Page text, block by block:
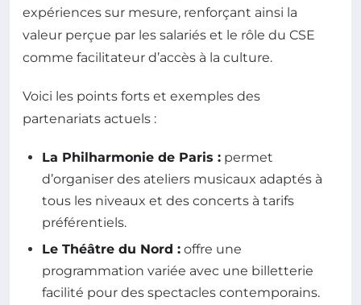
expériences sur mesure, renforçant ainsi la
valeur perçue par les salariés et le rôle du CSE
comme facilitateur d’accès à la culture.
Voici les points forts et exemples des
partenariats actuels :
La Philharmonie de Paris : permet
d’organiser des ateliers musicaux adaptés à
tous les niveaux et des concerts à tarifs
préférentiels.
Le Théâtre du Nord : offre une
programmation variée avec une billetterie
facilité pour des spectacles contemporains.